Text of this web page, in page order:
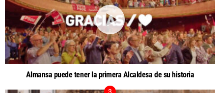
Almansa puede tener la primera Alcaldesa de su historia